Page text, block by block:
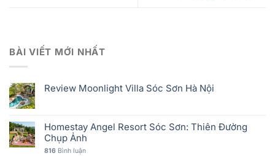
BÀI VIẾT MỚI NHẤT
Review Moonlight Villa Sóc Sơn Hà Nội
Homestay Angel Resort Sóc Sơn: Thiên Đường
Chụp Ảnh
816 Bình luận